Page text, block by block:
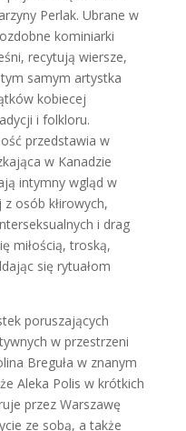
Perlak. Ubrane w
kominiarki
recytują wiersze,
samym artystka
kobiecej
i folkloru.
przedstawia w
w Kanadzie
intymny wgląd w
z osób kłirowych,
i drag
miłością, troską,
się rytuałom
poruszających
w przestrzeni
Breguła w znanym
Aleka Polis w krótkich
przez Warszawę
ze sobą, a także